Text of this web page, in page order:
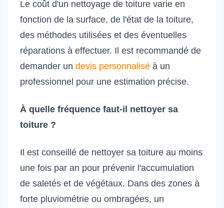
Le coût d'un nettoyage de toiture varie en
fonction de la surface, de l'état de la toiture,
des méthodes utilisées et des éventuelles
réparations à effectuer. Il est recommandé de
demander un devis personnalisé à un
professionnel pour une estimation précise.
À quelle fréquence faut-il nettoyer sa
toiture ?
Il est conseillé de nettoyer sa toiture au moins
une fois par an pour prévenir l'accumulation
de saletés et de végétaux. Dans des zones à
forte pluviométrie ou ombragées, un